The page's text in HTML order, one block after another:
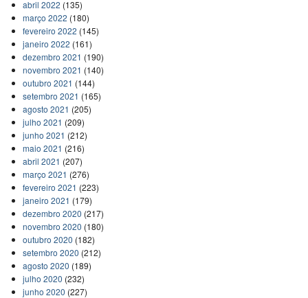
abril 2022 (135)
março 2022 (180)
fevereiro 2022 (145)
janeiro 2022 (161)
dezembro 2021 (190)
novembro 2021 (140)
outubro 2021 (144)
setembro 2021 (165)
agosto 2021 (205)
julho 2021 (209)
junho 2021 (212)
maio 2021 (216)
abril 2021 (207)
março 2021 (276)
fevereiro 2021 (223)
janeiro 2021 (179)
dezembro 2020 (217)
novembro 2020 (180)
outubro 2020 (182)
setembro 2020 (212)
agosto 2020 (189)
julho 2020 (232)
junho 2020 (227)